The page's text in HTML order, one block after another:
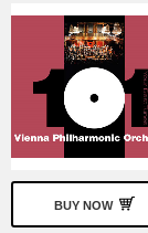
BUY NOW